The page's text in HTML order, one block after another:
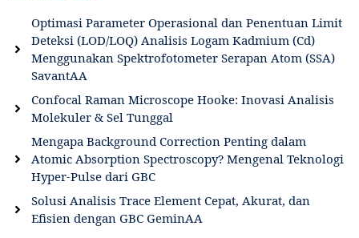
Optimasi Parameter Operasional dan Penentuan Limit
Deteksi (LOD/LOQ) Analisis Logam Kadmium (Cd)
Menggunakan Spektrofotometer Serapan Atom (SSA)
SavantAA
Confocal Raman Microscope Hooke: Inovasi Analisis
Molekuler & Sel Tunggal
Mengapa Background Correction Penting dalam
Atomic Absorption Spectroscopy? Mengenal Teknologi
Hyper-Pulse dari GBC
Solusi Analisis Trace Element Cepat, Akurat, dan
Efisien dengan GBC GeminAA